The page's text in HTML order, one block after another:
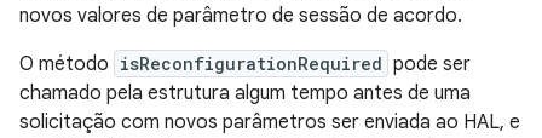
novos valores de parâmetro de sessão de acordo.
O método isReconfigurationRequired pode ser
chamado pela estrutura algum tempo antes de uma
solicitação com novos parâmetros ser enviada ao HAL, e